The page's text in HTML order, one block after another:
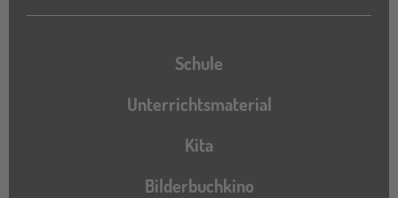
Schule
Unterrichtsmaterial
Kita
Bilderbuchkino